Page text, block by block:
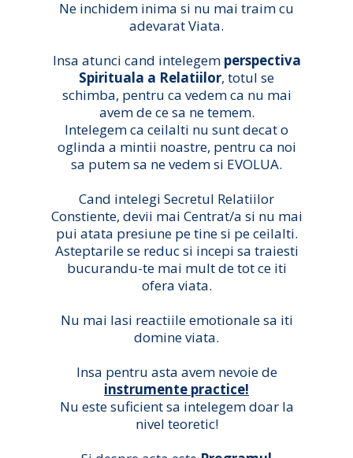
Ne inchidem inima si nu mai traim cu
adevarat Viata.
Insa atunci cand intelegem perspectiva
Spirituala a Relatiilor, totul se
schimba, pentru ca vedem ca nu mai
avem de ce sa ne temem.
Intelegem ca ceilalti nu sunt decat o
oglinda a mintii noastre, pentru ca noi
sa putem sa ne vedem si EVOLUA.
Cand intelegi Secretul Relatiilor
Constiente, devii mai Centrat/a si nu mai
pui atata presiune pe tine si pe ceilalti.
Asteptarile se reduc si incepi sa traiesti
bucurandu-te mai mult de tot ce iti
ofera viata.
Nu mai lasi reactiile emotionale sa iti
domine viata.
Insa pentru asta avem nevoie de
instrumente practice!
Nu este suficient sa intelegem doar la
nivel teoretic!